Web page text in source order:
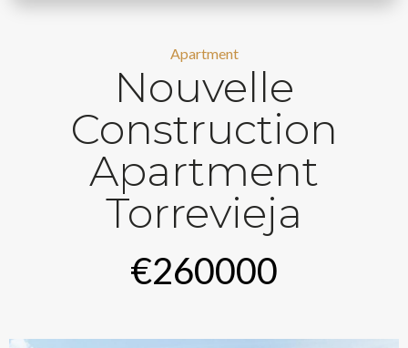
Apartment
Nouvelle
Construction
Apartment
Torrevieja
€260000